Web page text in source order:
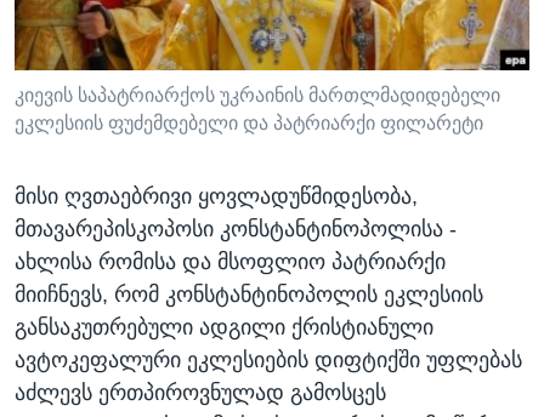
კიევის საპატრიარქოს უკრაინის მართლმადიდებელი
ეკლესიის ფუძემდებელი და პატრიარქი ფილარეტი
მისი ღვთაებრივი ყოვლადუწმიდესობა,
მთავარეპისკოპოსი კონსტანტინოპოლისა -
ახლისა რომისა და მსოფლიო პატრიარქი
მიიჩნევს, რომ კონსტანტინოპოლის ეკლესიის
განსაკუთრებული ადგილი ქრისტიანული
ავტოკეფალური ეკლესიების დიფტიქში უფლებას
აძლევს ერთპიროვნულად გამოსცეს